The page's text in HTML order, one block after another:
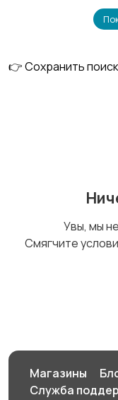
Оборудование
👉 Сохранить поиск
Увы, мы
Смягчите
Магазины
Служба